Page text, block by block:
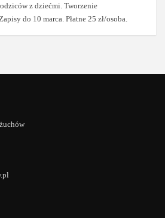
z dziećmi. Tworzenie
do 10 marca. Płatne 25 zł/osoba.